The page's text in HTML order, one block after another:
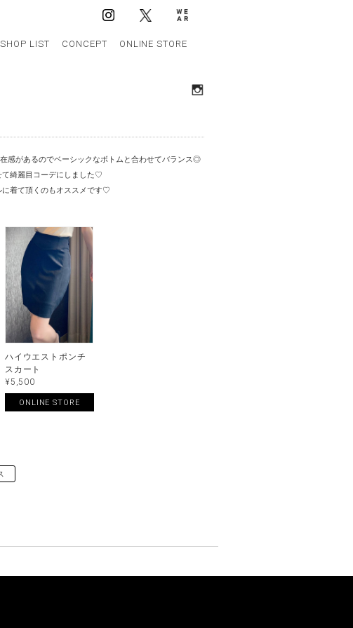
SHOP LIST CONCEPT ONLINE STORE
感があるのでベーシックなボトムと合わせてバランス◎
て綺麗目コーデにしました♡
に着て頂くのもオススメです♡
ハイウエストポンチ
スカート
¥5,500
ONLINE STORE